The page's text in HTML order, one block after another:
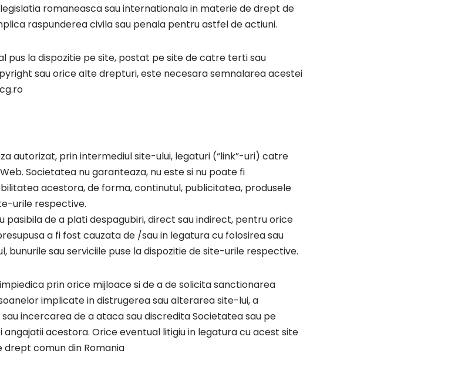
romaneasca sau internationala in materie de drept de
raspunderea civila sau penala pentru astfel de actiuni.
pus la dispozitie pe site, postat pe site de catre terti sau
sau orice alte drepturi, este necesara semnalarea acestei
autorizat, prin intermediul site-ului, legaturi (“link”-uri) catre
Societatea nu garanteaza, nu este si nu poate fi
acestora, de forma, continutul, publicitatea, produsele
urile respective.
pasibila de a plati despagubiri, direct sau indirect, pentru orice
a fi fost cauzata de /sau in legatura cu folosirea sau
bunurile sau serviciile puse la dispozitie de site-urile respective.
prin orice mijloace si de a de solicita sanctionarea
implicate in distrugerea sau alterarea site-lui, a
incercarea de a ataca sau discredita Societatea sau pe
angajatii acestora. Orice eventual litigiu in legatura cu acest site
comun din Romania